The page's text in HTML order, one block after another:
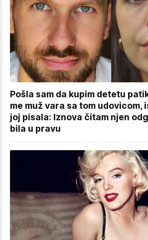
Pošla sam da kupim detetu
me muž vara sa tom udovicom,
joj pisala: Iznova čitam njen
bila u pravu